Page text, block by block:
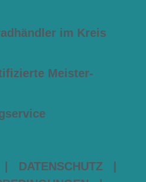
im Kreis
Meister-
DATENSCHUTZ